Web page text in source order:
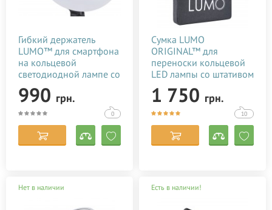
Гибкий держатель
LUMO™ для смартфона
на кольцевой
светодиодной лампе со
штативом купить в
Киеве (Украине)
990 грн.
0
Сумка LUMO
ORIGINAL™ для
переноски кольцевой
LED лампы со штативом
35-45 см. любого типа
купить в Украине
1 750 грн.
10
Нет в наличии Есть в наличии!